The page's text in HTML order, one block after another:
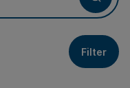
Filter